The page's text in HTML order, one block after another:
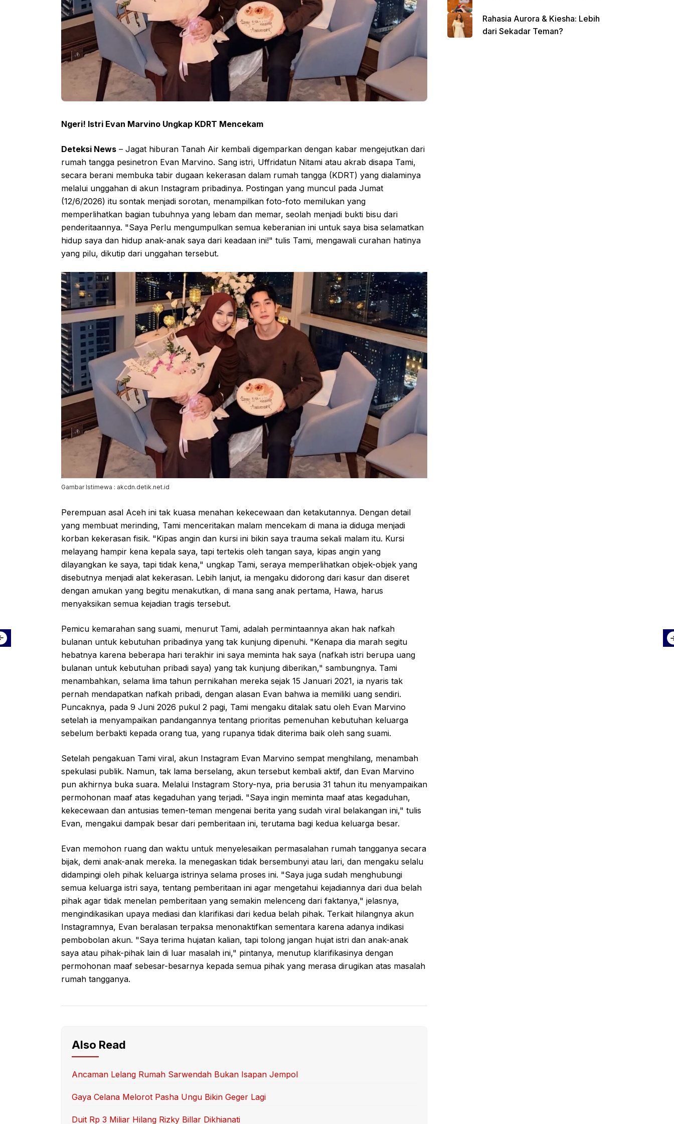
Ngeri! Istri Evan Marvino Ungkap KDRT Mencekam
Deteksi News – Jagat hiburan Tanah Air kembali digemparkan dengan kabar mengejutkan dari
rumah tangga pesinetron Evan Marvino. Sang istri, Uffridatun Nitami atau akrab disapa Tami,
secara berani membuka tabir dugaan kekerasan dalam rumah tangga (KDRT) yang dialaminya
melalui unggahan di akun Instagram pribadinya. Postingan yang muncul pada Jumat
(12/6/2026) itu sontak menjadi sorotan, menampilkan foto-foto memilukan yang
memperlihatkan bagian tubuhnya yang lebam dan memar, seolah menjadi bukti bisu dari
penderitaannya. "Saya Perlu mengumpulkan semua keberanian ini untuk saya bisa selamatkan
hidup saya dan hidup anak-anak saya dari keadaan ini!" tulis Tami, mengawali curahan hatinya
yang pilu, dikutip dari unggahan tersebut.
Gambar Istimewa : akcdn.detik.net.id
Perempuan asal Aceh ini tak kuasa menahan kekecewaan dan ketakutannya. Dengan detail
yang membuat merinding, Tami menceritakan malam mencekam di mana ia diduga menjadi
korban kekerasan fisik. "Kipas angin dan kursi ini bikin saya trauma sekali malam itu. Kursi
melayang hampir kena kepala saya, tapi tertekis oleh tangan saya, kipas angin yang
dilayangkan ke saya, tapi tidak kena," ungkap Tami, seraya memperlihatkan objek-objek yang
disebutnya menjadi alat kekerasan. Lebih lanjut, ia mengaku didorong dari kasur dan diseret
dengan amukan yang begitu menakutkan, di mana sang anak pertama, Hawa, harus
menyaksikan semua kejadian tragis tersebut.
Pemicu kemarahan sang suami, menurut Tami, adalah permintaannya akan hak nafkah
bulanan untuk kebutuhan pribadinya yang tak kunjung dipenuhi. "Kenapa dia marah segitu
hebatnya karena beberapa hari terakhir ini saya meminta hak saya (nafkah istri berupa uang
bulanan untuk kebutuhan pribadi saya) yang tak kunjung diberikan," sambungnya. Tami
menambahkan, selama lima tahun pernikahan mereka sejak 15 Januari 2021, ia nyaris tak
pernah mendapatkan nafkah pribadi, dengan alasan Evan bahwa ia memiliki uang sendiri.
Puncaknya, pada 9 Juni 2026 pukul 2 pagi, Tami mengaku ditalak satu oleh Evan Marvino
setelah ia menyampaikan pandangannya tentang prioritas pemenuhan kebutuhan keluarga
sebelum berbakti kepada orang tua, yang rupanya tidak diterima baik oleh sang suami.
Setelah pengakuan Tami viral, akun Instagram Evan Marvino sempat menghilang, menambah
spekulasi publik. Namun, tak lama berselang, akun tersebut kembali aktif, dan Evan Marvino
pun akhirnya buka suara. Melalui Instagram Story-nya, pria berusia 31 tahun itu menyampaikan
permohonan maaf atas kegaduhan yang terjadi. "Saya ingin meminta maaf atas kegaduhan,
kekecewaan dan antusias temen-teman mengenai berita yang sudah viral belakangan ini," tulis
Evan, mengakui dampak besar dari pemberitaan ini, terutama bagi kedua keluarga besar.
Evan memohon ruang dan waktu untuk menyelesaikan permasalahan rumah tangganya secara
bijak, demi anak-anak mereka. Ia menegaskan tidak bersembunyi atau lari, dan mengaku selalu
didampingi oleh pihak keluarga istrinya selama proses ini. "Saya juga sudah menghubungi
semua keluarga istri saya, tentang pemberitaan ini agar mengetahui kejadiannya dari dua belah
pihak agar tidak menelan pemberitaan yang semakin melenceng dari faktanya," jelasnya,
mengindikasikan upaya mediasi dan klarifikasi dari kedua belah pihak. Terkait hilangnya akun
Instagramnya, Evan beralasan terpaksa menonaktifkan sementara karena adanya indikasi
pembobolan akun. "Saya terima hujatan kalian, tapi tolong jangan hujat istri dan anak-anak
saya atau pihak-pihak lain di luar masalah ini," pintanya, menutup klarifikasinya dengan
permohonan maaf sebesar-besarnya kepada semua pihak yang merasa dirugikan atas masalah
rumah tangganya.
Also Read
Ancaman Lelang Rumah Sarwendah Bukan Isapan Jempol
Gaya Celana Melorot Pasha Ungu Bikin Geger Lagi
Duit Rp 3 Miliar Hilang Rizky Billar Dikhianati
Rahasia Aurora & Kiesha: Lebih
dari Sekadar Teman?